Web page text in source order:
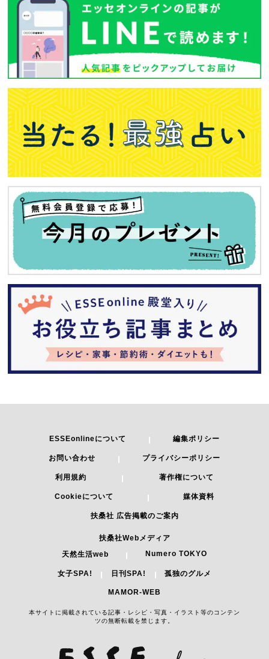
ESSEonlineについて 編集ポリシー
お問い合わせ プライバシーポリシー
利用規約 著作権について
Cookieについて 媒体資料
扶桑社 広告掲載のご案内
扶桑社Webメディア
天然生活web
Numero TOKYO
女子SPA! 日刊SPA! 孤独のグルメ
MAMOR-WEB
本サイトに掲載されている記事・レシピ・写真・イラスト等のコンテン
ツの無断転載を禁じます。